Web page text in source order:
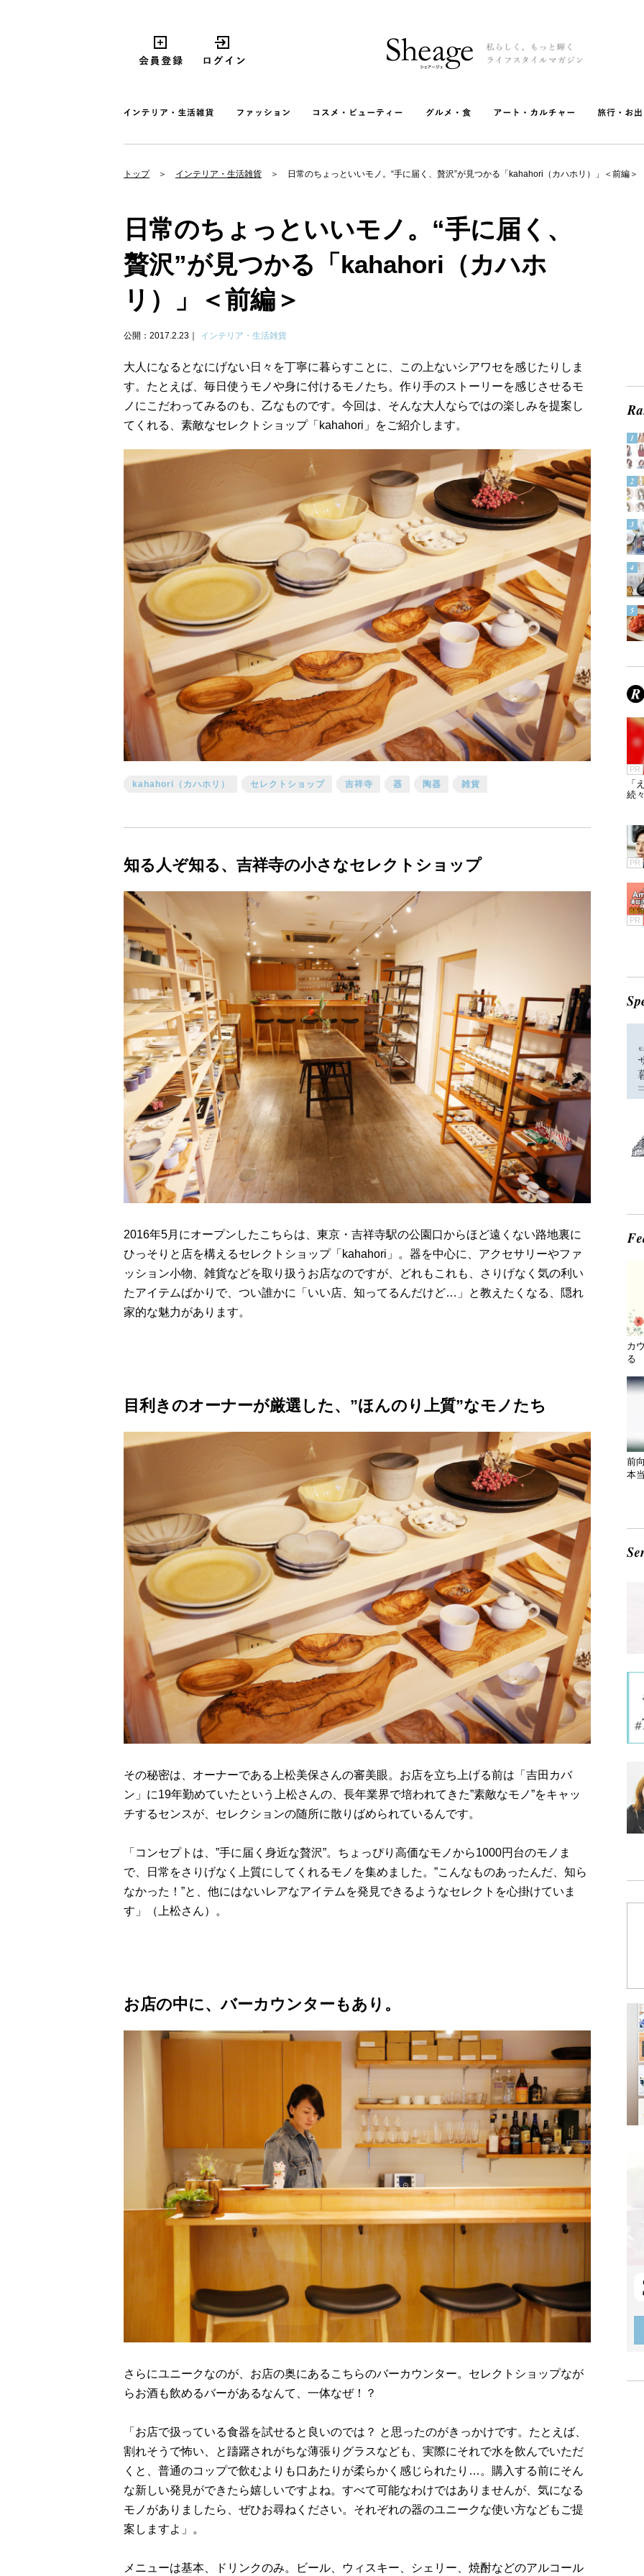
トップ インテリア・生活雑貨 日常のちょっといいモノ。“手に届く、贅沢”が見つかる「kahahori（カハホリ）」＜前編＞
日常のちょっといいモノ。“手に届く、
贅沢”が見つかる「kahahori（カハホ
リ）」＜前編＞
公開：2017.2.23 インテリア・生活雑貨
大人になるとなにげない日々を丁寧に暮らすことに、この上ないシアワセを感じたりしま
す。たとえば、毎日使うモノや身に付けるモノたち。作り手のストーリーを感じさせるモ
ノにこだわってみるのも、乙なものです。今回は、そんな大人ならではの楽しみを提案し
てくれる、素敵なセレクトショップ「kahahori」をご紹介します。
kahahori（カハホリ） セレクトショップ 吉祥寺 器 陶器 雑貨
知る人ぞ知る、吉祥寺の小さなセレクトショップ
2016年5月にオープンしたこちらは、東京・吉祥寺駅の公園口からほど遠くない路地裏に
ひっそりと店を構えるセレクトショップ「kahahori」。器を中心に、アクセサリーやファ
ッション小物、雑貨などを取り扱うお店なのですが、どれもこれも、さりげなく気の利い
たアイテムばかりで、つい誰かに「いい店、知ってるんだけど…」と教えたくなる、隠れ
家的な魅力があります。
目利きのオーナーが厳選した、”ほんのり上質”なモノたち
その秘密は、オーナーである上松美保さんの審美眼。お店を立ち上げる前は「吉田カバ
ン」に19年勤めていたという上松さんの、長年業界で培われてきた”素敵なモノ”をキャッ
チするセンスが、セレクションの随所に散りばめられているんです。
「コンセプトは、”手に届く身近な贅沢”。ちょっぴり高価なモノから1000円台のモノま
で、日常をさりげなく上質にしてくれるモノを集めました。”こんなものあったんだ、知ら
なかった！”と、他にはないレアなアイテムを発見できるようなセレクトを心掛けていま
す」（上松さん）。
お店の中に、バーカウンターもあり。
さらにユニークなのが、お店の奥にあるこちらのバーカウンター。セレクトショップなが
らお酒も飲めるバーがあるなんて、一体なぜ！？
「お店で扱っている食器を試せると良いのでは？ と思ったのがきっかけです。たとえば、
割れそうで怖い、と躊躇されがちな薄張りグラスなども、実際にそれで水を飲んでいただ
くと、普通のコップで飲むよりも口あたりが柔らかく感じられたり…。購入する前にそん
な新しい発見ができたら嬉しいですよね。すべて可能なわけではありませんが、気になる
モノがありましたら、ぜひお尋ねください。それぞれの器のユニークな使い方などもご提
案しますよ」。
メニューは基本、ドリンクのみ。ビール、ウィスキー、シェリー、焼酎などのアルコール
PR
「
続
PR
PR
カ
る
前
本